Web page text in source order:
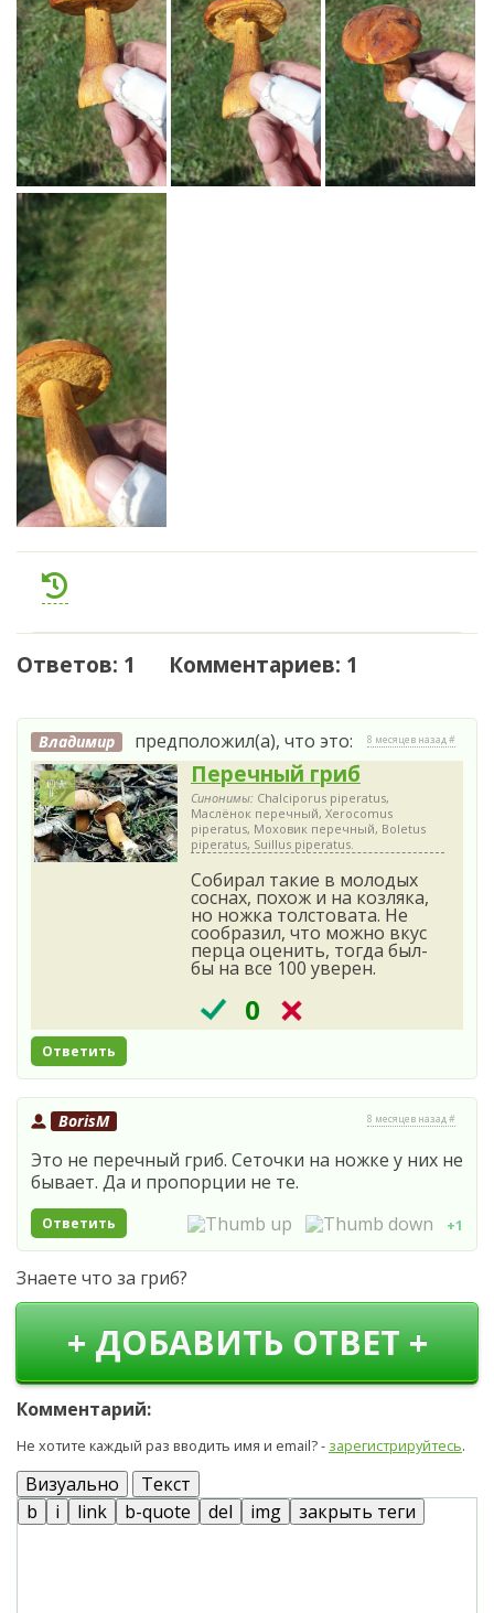
Ответов: 1 Комментариев: 1
Владимир предположил(а), что это: 8 месяцев назад #
Перечный гриб
Синонимы: Chalciporus piperatus,
Маслёнок перечный, Xerocomus
piperatus, Моховик перечный, Boletus
piperatus, Suillus piperatus.
Собирал такие в молодых
соснах, похож и на козляка,
но ножка толстовата. Не
сообразил, что можно вкус
перца оценить, тогда был-
бы на все 100 уверен.
0
Ответить
BorisM 8 месяцев назад #
Это не перечный гриб. Сеточки на ножке у них не
бывает. Да и пропорции не те.
Ответить +1
Знаете что за гриб?
+ ДОБАВИТЬ ОТВЕТ +
Комментарий:
Не хотите каждый раз вводить имя и email? - зарегистрируйтесь.
Визуально Текст